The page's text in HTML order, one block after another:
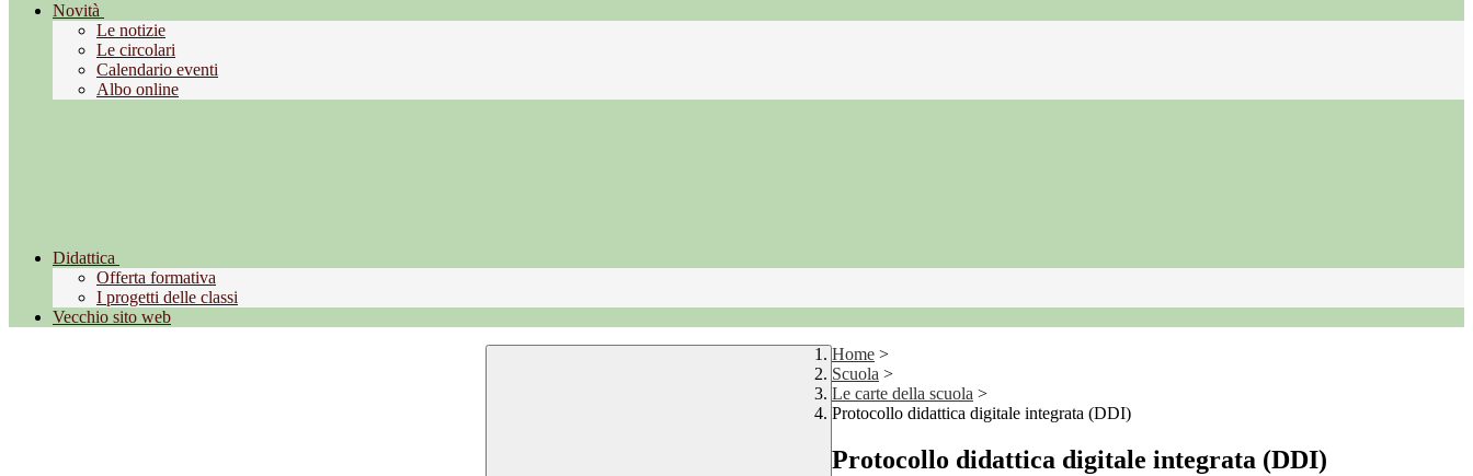
Novità
Le notizie
Le circolari
Calendario eventi
Albo online
Didattica
Offerta formativa
I progetti delle classi
Vecchio sito web
Home >
Scuola >
Le carte della scuola >
Protocollo didattica digitale integrata (DDI)
Protocollo didattica digitale integrata (DDI)